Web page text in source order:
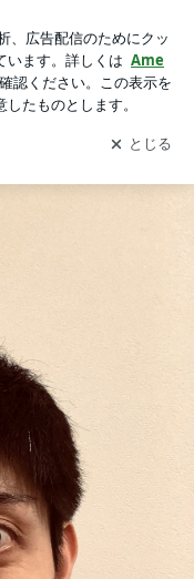
【60記事目】一筆龍扇子・団扇のオーダーありがとうございます！